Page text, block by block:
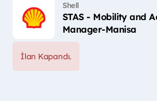
Shell
STAS - Mobility and
Manager-Manisa
İlan Kapandı.